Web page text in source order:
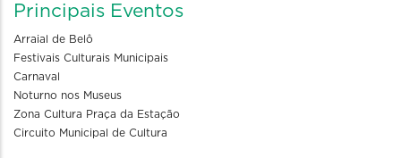
Principais Eventos
Arraial de Belô
Festivais Culturais Municipais
Carnaval
Noturno nos Museus
Zona Cultura Praça da Estação
Circuito Municipal de Cultura